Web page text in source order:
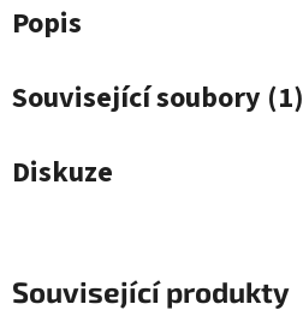
Popis
Související soubory (1)
Diskuze
Související produkty